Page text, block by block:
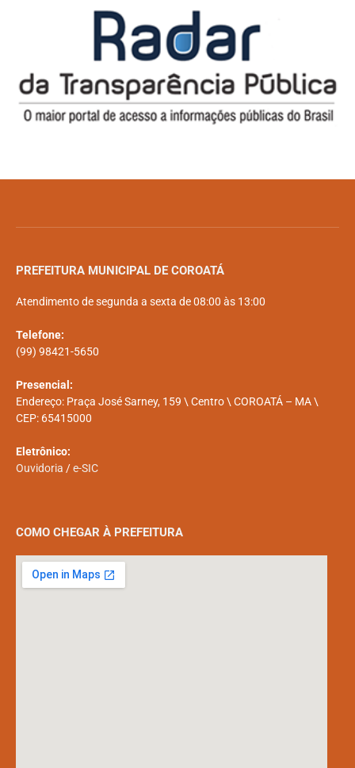
PREFEITURA MUNICIPAL DE COROATÁ
Atendimento de segunda a sexta de 08:00 às 13:00
Telefone:
(99) 98421-5650
Presencial:
Endereço: Praça José Sarney, 159 \ Centro \ COROATÁ – MA \
CEP: 65415000
Eletrônico:
Ouvidoria /e-SIC
COMO CHEGAR À PREFEITURA